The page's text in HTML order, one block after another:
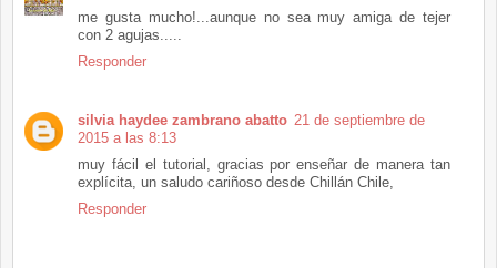
me gusta mucho!...aunque no sea muy amiga de tejer
con 2 agujas.....
Responder
silvia haydee zambrano abatto 21 de septiembre de
2015 a las 8:13
muy fácil el tutorial, gracias por enseñar de manera tan
explícita, un saludo cariñoso desde Chillán Chile,
Responder